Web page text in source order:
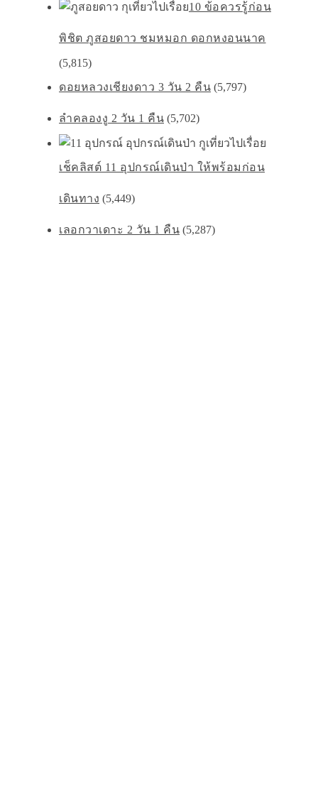
10 ข้อควรรู้ก่อน
พิชิต ภูสอยดาว ชมหมอก ดอกหงอนนาค
(5,815)
ดอยหลวงเชียงดาว 3 วัน 2 คืน (5,797)
ลำคลองงู 2 วัน 1 คืน (5,702)
เช็คลิสต์ 11 อุปกรณ์เดินป่า ให้พร้อมก่อน
เดินทาง (5,449)
เลอกวาเดาะ 2 วัน 1 คืน (5,287)